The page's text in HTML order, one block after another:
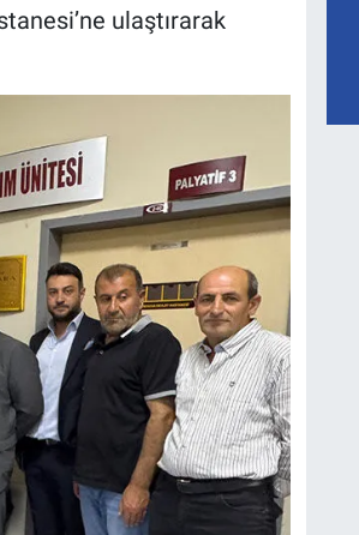
ulaştırarak